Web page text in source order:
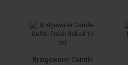
Bridgewater Candle